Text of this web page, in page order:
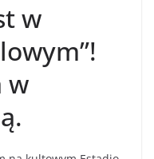
w
w